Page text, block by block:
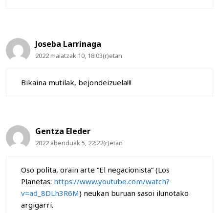
Joseba Larrinaga
2022 maiatzak 10, 18:03(r)etan
Bikaina mutilak, bejondeizuela!!!
Gentza Eleder
2022 abenduak 5, 22:22(r)etan
Oso polita, orain arte “El negacionista” (Los
Planetas: https://www.youtube.com/watch?
v=ad_8DLh3R6M) neukan buruan sasoi ilunotako
argigarri.